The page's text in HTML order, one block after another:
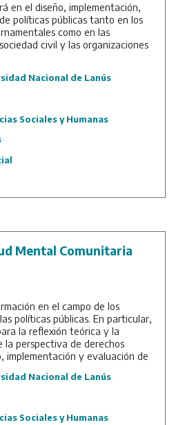
en el diseño, implementación,
políticas públicas tanto en los
como en las
civil y las organizaciones
Nacional de Lanús
Sociales y Humanas
Mental Comunitaria
en el campo de los
políticas públicas. En particular,
la reflexión teórica y la
la perspectiva de derechos
implementación y evaluación de
local, nacional y regional.
Nacional de Lanús
Sociales y Humanas